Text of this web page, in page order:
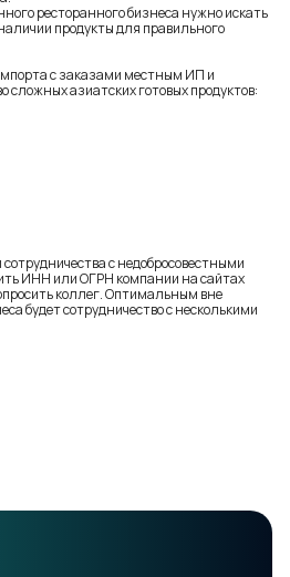
ресторанного бизнеса нужно искать
продукты для правильного
с заказами местным ИП и
азиатских готовых продуктов:
с недобросовестными
ИНН или ОГРН компании на сайтах
коллег. Оптимальным вне
будет сотрудничество с несколькими